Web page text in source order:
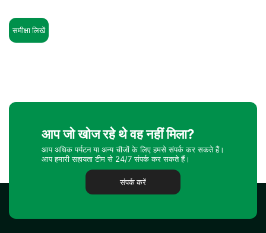
समीक्षा लिखें
आप जो खोज रहे थे वह नहीं मिला?
आप अधिक पर्यटन या अन्य चीजों के लिए हमसे संपर्क कर सकते हैं।
आप हमारी सहायता टीम से 24/7 संपर्क कर सकते हैं।
संपर्क करें